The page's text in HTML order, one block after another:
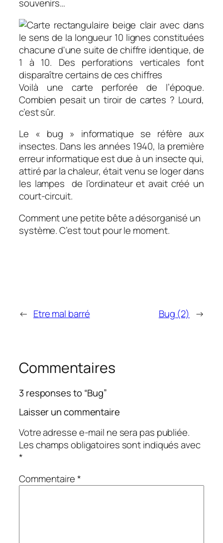
souvenirs…
Voilà une carte perforée de l’époque.
Combien pesait un tiroir de cartes ? Lourd,
c’est sûr.
Le « bug » informatique se réfère aux
insectes. Dans les années 1940, la première
erreur informatique est due à un insecte qui,
attiré par la chaleur, était venu se loger dans
les lampes de l’ordinateur et avait créé un
court-circuit.
Comment une petite bête a désorganisé un
système. C’est tout pour le moment.
← Etre mal barré Bug (2) →
Commentaires
3 responses to “Bug”
Laisser un commentaire
Votre adresse e-mail ne sera pas publiée.
Les champs obligatoires sont indiqués avec
*
Commentaire*